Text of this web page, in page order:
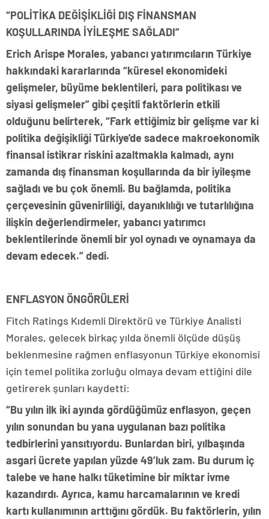
“POLİTİKA DEĞİŞİKLİĞİ DIŞ FİNANSMAN
KOŞULLARINDA İYİLEŞME SAĞLADI”
Erich Arispe Morales, yabancı yatırımcıların Türkiye
hakkındaki kararlarında “küresel ekonomideki
gelişmeler, büyüme beklentileri, para politikası ve
siyasi gelişmeler” gibi çeşitli faktörlerin etkili
olduğunu belirterek, “Fark ettiğimiz bir gelişme var ki
politika değişikliği Türkiye’de sadece makroekonomik
finansal istikrar riskini azaltmakla kalmadı, aynı
zamanda dış finansman koşullarında da bir iyileşme
sağladı ve bu çok önemli. Bu bağlamda, politika
çerçevesinin güvenirliliği, dayanıklılığı ve tutarlılığına
ilişkin değerlendirmeler, yabancı yatırımcı
beklentilerinde önemli bir yol oynadı ve oynamaya da
devam edecek.” dedi.
ENFLASYON ÖNGÖRÜLERİ
Fitch Ratings Kıdemli Direktörü ve Türkiye Analisti
Morales, gelecek birkaç yılda önemli ölçüde düşüş
beklenmesine rağmen enflasyonun Türkiye ekonomisi
için temel politika zorluğu olmaya devam ettiğini dile
getirerek şunları kaydetti:
“Bu yılın ilk iki ayında gördüğümüz enflasyon, geçen
yılın sonundan bu yana uygulanan bazı politika
tedbirlerini yansıtıyordu. Bunlardan biri, yılbaşında
asgari ücrete yapılan yüzde 49’luk zam. Bu durum iç
talebe ve hane halkı tüketimine bir miktar ivme
kazandırdı. Ayrıca, kamu harcamalarının ve kredi
kartı kullanımının arttığını gördük. Bu faktörlerin, yılın